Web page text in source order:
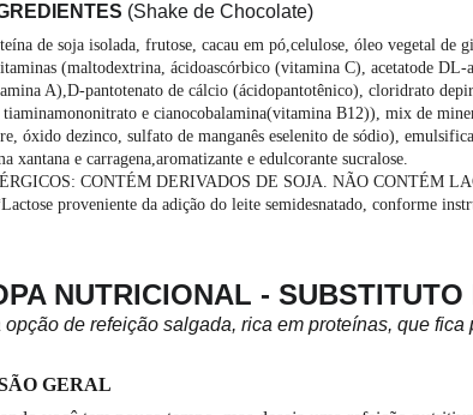
(Shake de Chocolate)
de soja isolada, frutose, cacau em pó,celulose, óleo vegetal
(maltodextrina, ácidoascórbico (vitamina C), acetatode
A),D-pantotenato de cálcio (ácidopantotênico), cloridrato
e cianocobalamina(vitamina B12)), mix de
óxido dezinco, sulfato de manganês eselenito de sódio),
xantana e carragena,aromatizante e edulcorante sucralose.
CONTÉM DERIVADOS DE SOJA. NÃO CONTÉM
proveniente da adição do leite semidesnatado, conforme
NUTRICIONAL -
de refeição salgada, rica em proteínas, que fica
GERAL